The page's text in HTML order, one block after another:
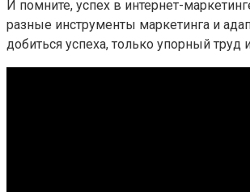
И помните, успех в интернет-
разные инструменты маркетинга и
добиться успеха, только упорный